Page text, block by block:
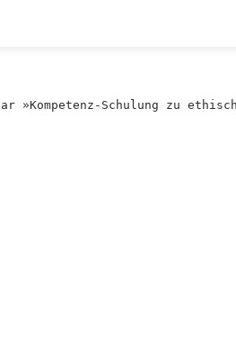
»Kompetenz-Schulung zu